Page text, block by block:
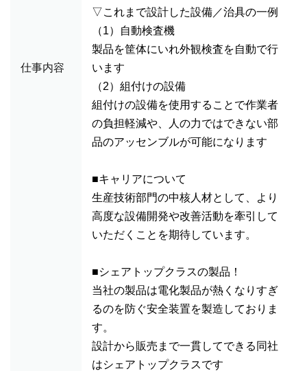
仕事内容
▽これまで設計した設備／治具の一例
（1）自動検査機
製品を筐体にいれ外観検査を自動で行
います
（2）組付けの設備
組付けの設備を使用することで作業者
の負担軽減や、人の力ではできない部
品のアッセンブルが可能になります
■キャリアについて
生産技術部門の中核人材として、より
高度な設備開発や改善活動を牽引して
いただくことを期待しています。
■シェアトップクラスの製品！
当社の製品は電化製品が熱くなりすぎ
るのを防ぐ安全装置を製造しておりま
す。
設計から販売まで一貫してできる同社
はシェアトップクラスです